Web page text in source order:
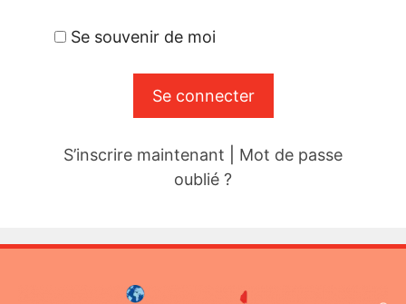
Se souvenir de moi
S’inscrire maintenant
Mot de passe
oublié ?